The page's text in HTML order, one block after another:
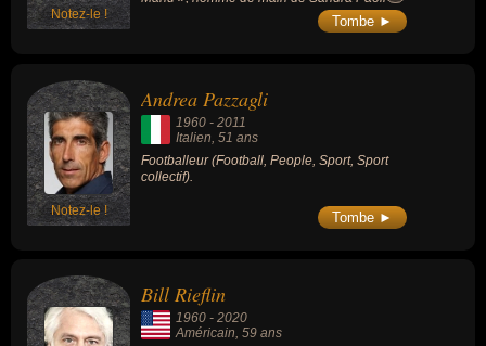
Notez-le !
dans la série « Mafiosa, le clan » (2006-
Tombe ►
Notez-le !
Andrea Pazzagli
1960 - 2011
Italien , 51 ans
Footballeur (Football, People, Sport, Sport
collectif).
Tombe ►
Bill Rieflin
1960 - 2020
Américain, 59 ans